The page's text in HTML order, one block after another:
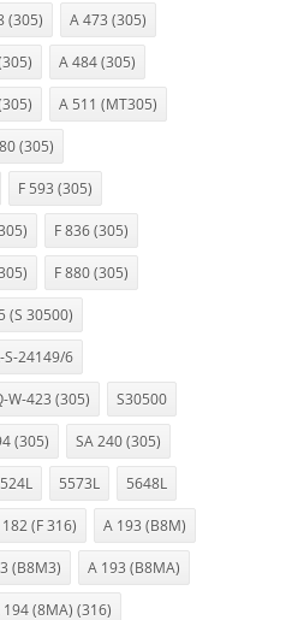
(305) A 473 (305)
A 484 (305)
A 511 (MT305)
(305)
F 593 (305)
F 836 (305)
F 880 (305)
(S 30500)
S-24149/6
W-423 (305) S30500
(305) SA 240 (305)
5573L 5648L
(F 316) A 193 (B8M)
(B8M3) A 193 (B8MA)
194 (8MA) (316)